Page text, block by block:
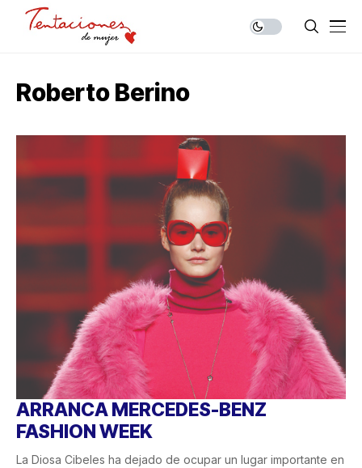
Roberto Berino
ARRANCA MERCEDES-BENZ
FASHION WEEK
La Diosa Cibeles ha dejado de ocupar un lugar importante en